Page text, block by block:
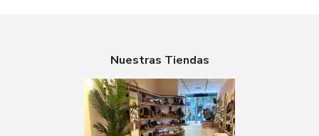
Nuestras Tiendas